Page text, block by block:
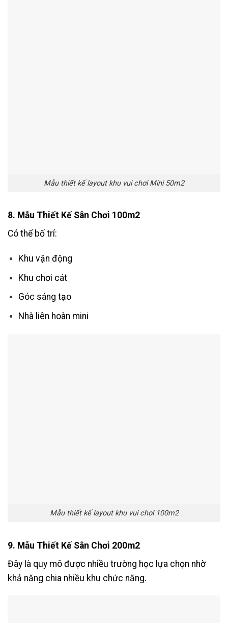
Mẫu thiết kế layout khu vui chơi Mini 50m2
8. Mẫu Thiết Kế Sân Chơi 100m2
Có thể bố trí:
Khu vận động
Khu chơi cát
Góc sáng tạo
Nhà liên hoàn mini
Mẫu thiết kế layout khu vui chơi 100m2
9. Mẫu Thiết Kế Sân Chơi 200m2
Đây là quy mô được nhiều trường học lựa chọn nhờ
khả năng chia nhiều khu chức năng.